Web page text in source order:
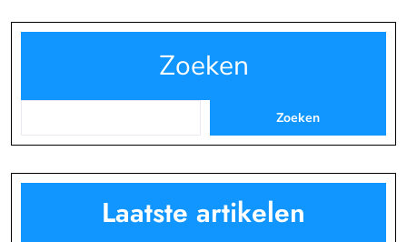
Zoeken
Zoeken
Laatste artikelen